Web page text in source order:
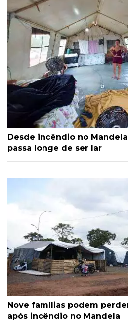
Desde incêndio no
passa longe de ser lar
Nove famílias podem
após incêndio no Mandela